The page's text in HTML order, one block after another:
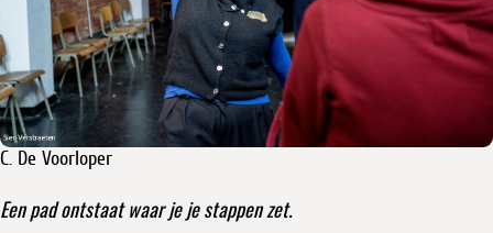
C. De Voorloper
Een pad ontstaat waar je je stappen zet.